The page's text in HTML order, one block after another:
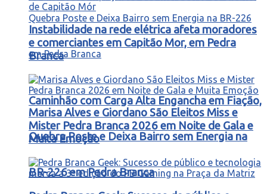
Caminhão com Carga Alta Engancha em Fiação,
Quebra Poste e Deixa Bairro sem Energia na
BR-226 em Pedra Branca
Instabilidade na rede elétrica afeta moradores
e comerciantes em Capitão Mor, em Pedra
Branca
Marisa Alves e Giordano São Eleitos Miss e
Mister Pedra Branca 2026 em Noite de Gala e
Muita Emoção